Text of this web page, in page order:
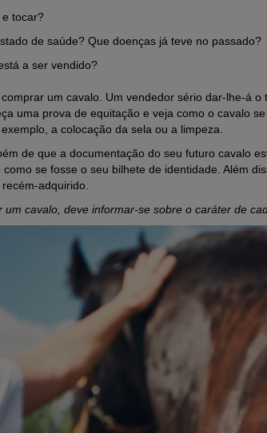
e tocar?
de saúde? Que doenças já teve no passado?
a ser vendido?
um cavalo. Um vendedor sério dar-lhe-á
uma prova de equitação e veja como o cavalo
a colocação da sela ou a limpeza.
de que a documentação do seu futuro cavalo
como se fosse o seu bilhete de identidade. Além
adquirido.
um cavalo, deve informar-se sobre o caráter de